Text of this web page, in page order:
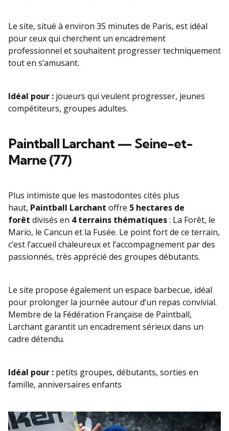
Le site, situé à environ 35 minutes de Paris, est idéal
pour ceux qui cherchent un encadrement
professionnel et souhaitent progresser techniquement
tout en s’amusant.
Idéal pour : joueurs qui veulent progresser, jeunes
compétiteurs, groupes adultes.
Paintball Larchant — Seine-et-
Marne (77)
Plus intimiste que les mastodontes cités plus
haut, Paintball Larchant offre 5 hectares de
forêt divisés en 4 terrains thématiques: La Forêt, le
Mario, le Cancun et la Fusée. Le point fort de ce terrain,
c’est l’accueil chaleureux et l’accompagnement par des
passionnés, très apprécié des groupes débutants.
Le site propose également un espace barbecue, idéal
pour prolonger la journée autour d’un repas convivial.
Membre de la Fédération Française de Paintball,
Larchant garantit un encadrement sérieux dans un
cadre détendu.
Idéal pour : petits groupes, débutants, sorties en
famille, anniversaires enfants